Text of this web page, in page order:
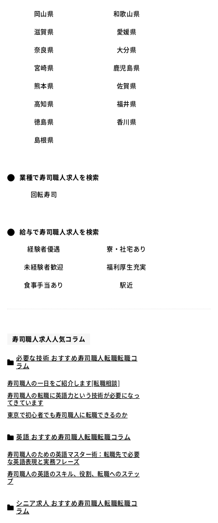
岡山県 和歌山県
滋賀県 愛媛県
奈良県 大分県
宮崎県 鹿児島県
熊本県 佐賀県
高知県 福井県
徳島県 香川県
島根県
業種で寿司職人求人を検索
回転寿司
給与で寿司職人求人を検索
経験者優遇 寮・社宅あり
未経験者歓迎 福利厚生充実
食事手当あり 駅近
寿司職人求人人気コラム
必要な技術 おすすめ寿司職人転職転職コ
ラム
寿司職人の一日をご紹介します[転職相談]
寿司職人の転職に英語力という技術が必要になっ
てきています
東京で初心者でも寿司職人に転職できるのか
英語 おすすめ寿司職人転職転職コラム
寿司職人のための英語マスター術：転職先で必要
な英語表現と実務フレーズ
寿司職人の英語のスキル、役割、転職へのステッ
プ
シニア求人 おすすめ寿司職人転職転職コ
ラム